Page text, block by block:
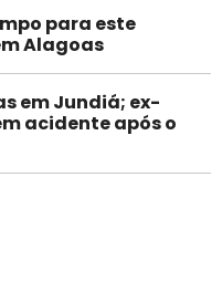
para este
Alagoas
em Jundiá; ex-
acidente após o